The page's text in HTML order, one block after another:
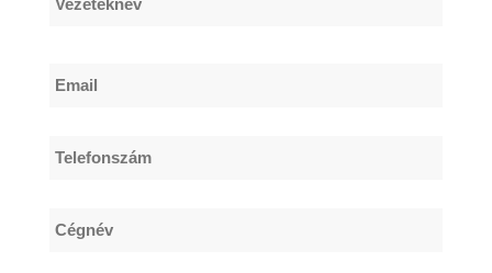
Email
Telefonszám
Cégnév